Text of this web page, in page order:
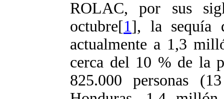
ROLAC, por sus
octubre[1], la sequía
actualmente a 1,3
cerca del 10 % de la
825.000 personas